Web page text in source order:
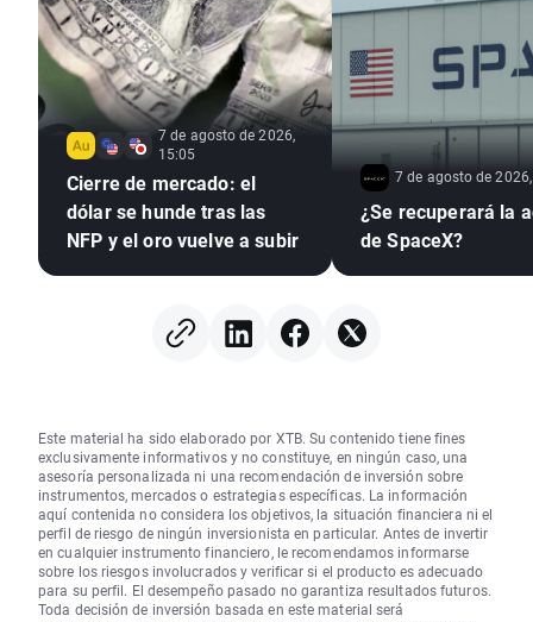
7 de agosto de 2026,
15:05
Cierre de mercado: el
dólar se hunde tras las
NFP y el oro vuelve a subir
7 de agosto de
¿Se recuperará la
de SpaceX?
Este material ha sido elaborado por XTB. Su contenido tiene fines
exclusivamente informativos y no constituye, en ningún caso, una
asesoría personalizada ni una recomendación de inversión sobre
instrumentos, mercados o estrategias específicas. La información
aquí contenida no considera los objetivos, la situación financiera ni el
perfil de riesgo de ningún inversionista en particular. Antes de invertir
en cualquier instrumento financiero, le recomendamos informarse
sobre los riesgos involucrados y verificar si el producto es adecuado
para su perfil. El desempeño pasado no garantiza resultados futuros.
Toda decisión de inversión basada en este material será